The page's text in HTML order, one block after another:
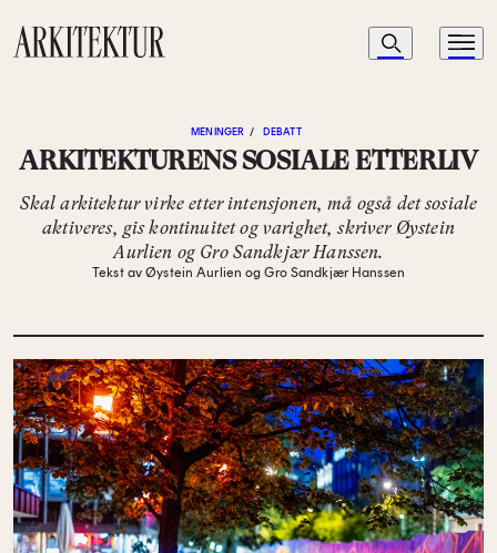
Navigasjon
Søk Meny
MENINGER / DEBATT
ARKITEKTURENS SOSIALE ETTERLIV
Skal arkitektur virke etter intensjonen, må også det sosiale
aktiveres, gis kontinuitet og varighet, skriver Øystein
Aurlien og Gro Sandkjær Hanssen.
Tekst av Øystein Aurlien og Gro Sandkjær Hanssen